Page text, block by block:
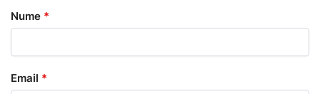
Nume *
Email *